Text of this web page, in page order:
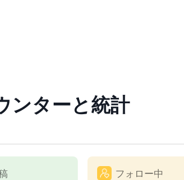
ターと統計
フォロー中